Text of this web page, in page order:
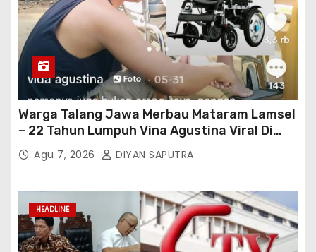
Warga Talang Jawa Merbau Mataram Lamsel
– 22 Tahun Lumpuh Vina Agustina Viral Di
Tiktok Inginkan Kursi Roda Listrik, Kepala
Perwakilan Provinsi Lampung Media
Bertindak
Agu 7, 2026 DIYAN SAPUTRA
HEADLINE